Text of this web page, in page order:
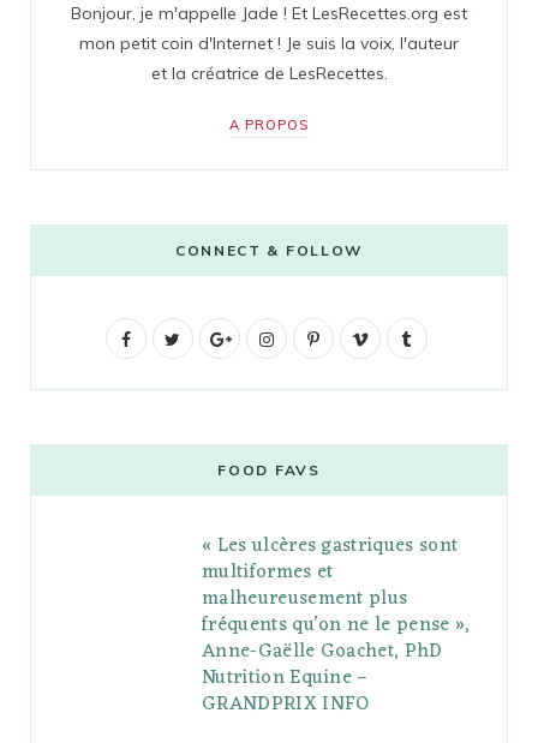
Bonjour, je m'appelle Jade ! Et LesRecettes.org est
mon petit coin d'Internet ! Je suis la voix, l'auteur
et la créatrice de LesRecettes.
A PROPOS
CONNECT & FOLLOW
F
b
t
G
g
l
e
P
l
s
I
t
a
g
r
a
m
P
e
r
e
s
V
o
l
r
FOOD FAVS
« Les ulcères gastriques sont
multiformes et
malheureusement plus
fréquents qu’on ne le pense »,
Anne-Gaëlle Goachet, PhD
Nutrition Equine –
GRANDPRIX INFO